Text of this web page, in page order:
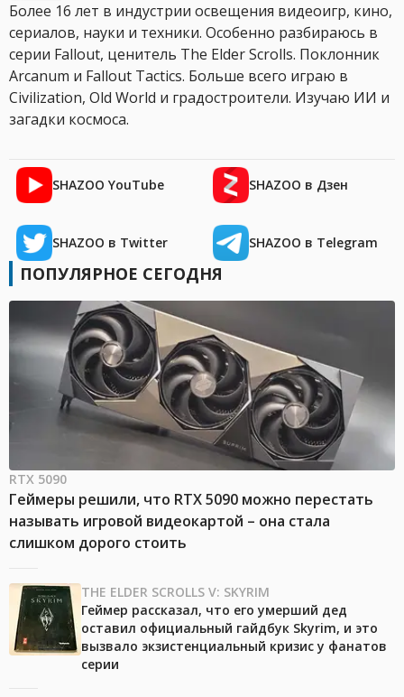
Более 16 лет в индустрии освещения видеоигр, кино,
сериалов, науки и техники. Особенно разбираюсь в
серии Fallout, ценитель The Elder Scrolls. Поклонник
Arcanum и Fallout Tactics. Больше всего играю в
Civilization, Old World и градостроители. Изучаю ИИ и
загадки космоса.
SHAZOO YouTube SHAZOO в Дзен
SHAZOO в Twitter SHAZOO в Telegram
ПОПУЛЯРНОЕ СЕГОДНЯ
RTX 5090
Геймеры решили, что RTX 5090 можно перестать
называть игровой видеокартой – она стала
слишком дорого стоить
THE ELDER SCROLLS V: SKYRIM
Геймер рассказал, что его умерший дед
оставил официальный гайдбук Skyrim, и это
вызвало экзистенциальный кризис у фанатов
серии